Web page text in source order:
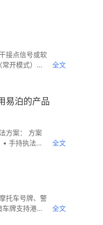
接点信号或软
开模式），
全文
易泊的产品
方案： 方案
手持执法终
全文
托车号牌、警
车牌支持港
全文